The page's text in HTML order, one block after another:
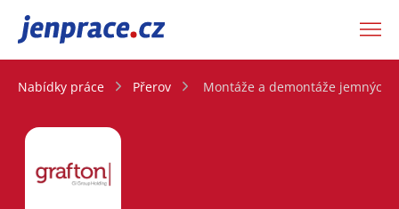
JenPráce.cz
Nabídky práce Přerov Montáže a demontáže jemných